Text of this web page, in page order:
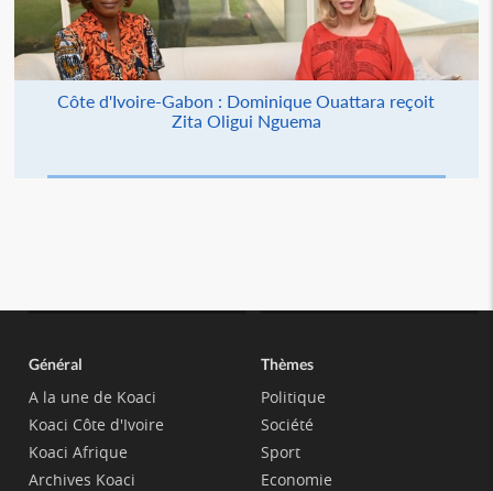
Côte d'Ivoire-Gabon : Dominique Ouattara reçoit
Zita Oligui Nguema
Général
A la une de Koaci
Koaci Côte d'Ivoire
Koaci Afrique
Archives Koaci
Thèmes
Politique
Société
Sport
Economie